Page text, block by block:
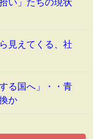
見えてくる、社
る国へ」・・青
か